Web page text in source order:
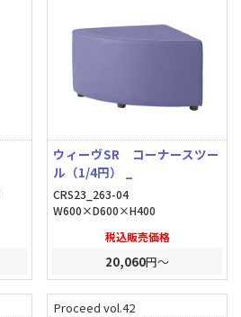
ウィーヴSR コーナースツー
ル（1/4円） _
CRS23_263-04
W600×D600×H400
税込販売価格
20,060円～
Proceed vol.42